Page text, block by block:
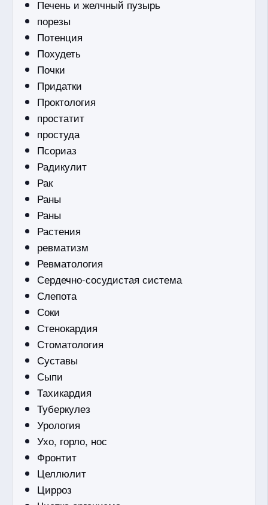
Печень и желчный пузырь
порезы
Потенция
Похудеть
Почки
Придатки
Проктология
простатит
простуда
Псориаз
Радикулит
Рак
Раны
Раны
Растения
ревматизм
Ревматология
Сердечно-сосудистая система
Слепота
Соки
Стенокардия
Стоматология
Суставы
Сыпи
Тахикардия
Туберкулез
Урология
Ухо, горло, нос
Фронтит
Целлюлит
Цирроз